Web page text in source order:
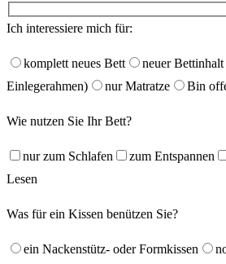
Ich interessiere mich für:
komplett neues Bett
neuer
Einlegerahmen)
nur Matratze Bin
Wie nutzen Sie Ihr Bett?
nur zum Schlafen zum Entspannen
Lesen
Was für ein Kissen benützen Sie?
ein Nackenstütz- oder Formkissen